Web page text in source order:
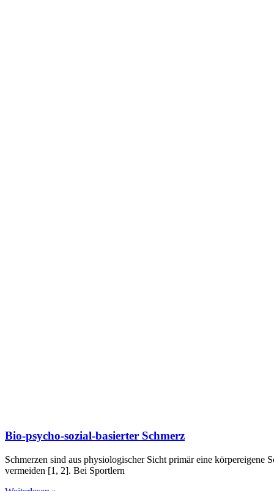
Bio-psycho-sozial-basierter Schmerz
Schmerzen sind aus physiologischer Sicht primär eine körpereigene
vermeiden [1, 2]. Bei Sportlern